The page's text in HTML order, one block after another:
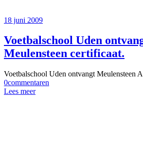
18 juni 2009
Voetbalschool Uden
Meulensteen certificaat.
Voetbalschool Uden ontvangt Meulensteen
0commentaren
Lees meer